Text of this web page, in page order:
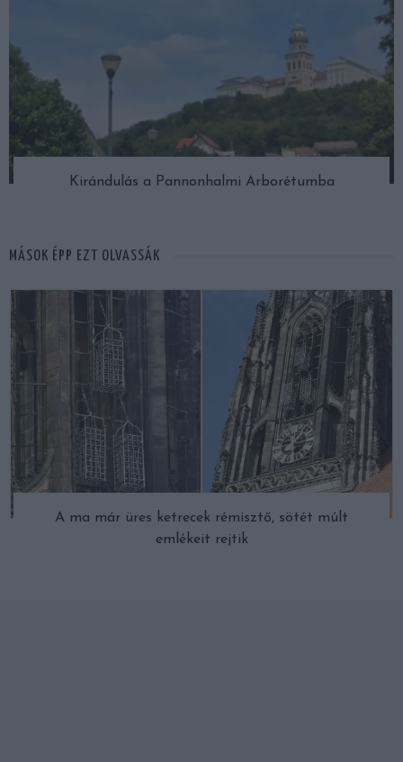
Kirándulás a Pannonhalmi Arborétumba
MÁSOK ÉPP EZT OLVASSÁK
A ma már üres ketrecek rémisztő, sötét múlt
emlékeit rejtik